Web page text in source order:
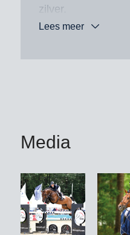
zilver.
toppaarden, zoals
Charles/GBR en
H5 Chaganus/
Menezes/BRA.
Lees meer
Media